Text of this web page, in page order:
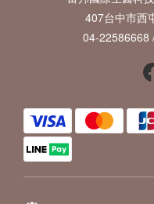
407台中市西
04-22586668